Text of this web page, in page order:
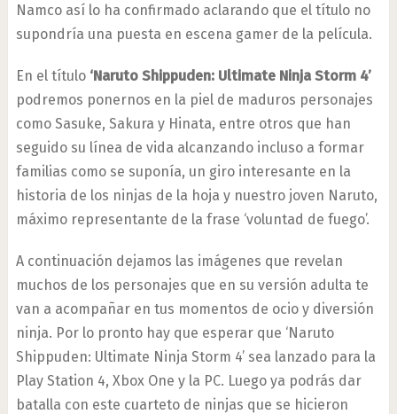
Namco así lo ha confirmado aclarando que el título no
supondría una puesta en escena gamer de la película.
En el título ‘Naruto Shippuden: Ultimate Ninja Storm 4’
podremos ponernos en la piel de maduros personajes
como Sasuke, Sakura y Hinata, entre otros que han
seguido su línea de vida alcanzando incluso a formar
familias como se suponía, un giro interesante en la
historia de los ninjas de la hoja y nuestro joven Naruto,
máximo representante de la frase ‘voluntad de fuego’.
A continuación dejamos las imágenes que revelan
muchos de los personajes que en su versión adulta te
van a acompañar en tus momentos de ocio y diversión
ninja. Por lo pronto hay que esperar que ‘Naruto
Shippuden: Ultimate Ninja Storm 4’ sea lanzado para la
Play Station 4, Xbox One y la PC. Luego ya podrás dar
batalla con este cuarteto de ninjas que se hicieron